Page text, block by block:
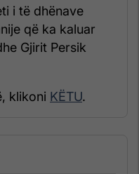
i të dhënave
që ka kaluar
Gjirit Persik
klikoni KËTU.